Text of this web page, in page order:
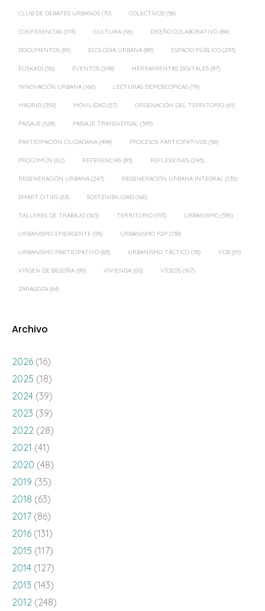
CLUB DE DEBATES URBANOS (70) COLECTIVOS (58)
CONFERENCIAS (174) CULTURA (56) DISEÑO COLABORATIVO (84)
DOCUMENTOS (81) ECOLOGÍA URBANA (89) ESPACIO PÚBLICO (293)
EUSKADI (56) EVENTOS (298) HERRAMIENTAS DIGITALES (87)
INNOVACIÓN URBANA (166) LECTURAS DEMOSCÓPICAS (79)
MADRID (359) MOVILIDAD (57) ORDENACIÓN DEL TERRITORIO (61)
PAISAJE (128) PAISAJE TRANSVERSAL (399)
PARTICIPACIÓN CIUDADANA (494) PROCESOS PARTICIPATIVOS (58)
PROCOMÚN (62) REFERENCIAS (83) REFLEXIONES (245)
REGENERACIÓN URBANA (247) REGENERACIÓN URBANA INTEGRAL (135)
SMART CITIES (63) SOSTENIBILIDAD (166)
TALLERES DE TRABAJO (163) TERRITORIO (193) URBANISMO (596)
URBANISMO EMERGENTE (95) URBANISMO P2P (138)
URBANISMO PARTICIPATIVO (83) URBANISMO TÁCTICO (78) VDB (91)
VIRGEN DE BEGOÑA (89) VIVIENDA (60) VÍDEOS (167)
ZARAGOZA (64)
Archivo
2026 (16)
2025 (18)
2024 (39)
2023 (39)
2022 (28)
2021 (41)
2020 (48)
2019 (35)
2018 (63)
2017 (86)
2016 (131)
2015 (117)
2014 (127)
2013 (143)
2012 (248)